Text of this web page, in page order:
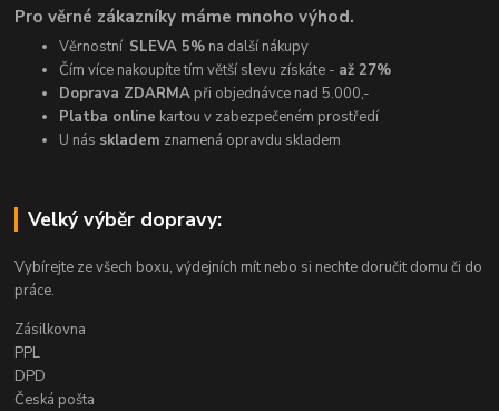
Pro věrné zákazníky máme mnoho výhod.
Věrnostní SLEVA 5% na další nákupy
Čím více nakoupíte tím větší slevu získáte - až 27%
Doprava ZDARMA při objednávce nad 5.000,-
Platba online kartou v zabezpečeném prostředí
U nás skladem znamená opravdu skladem
Velký výběr dopravy:
Vybírejte ze všech boxu, výdejních mít nebo si nechte doručit domu či do
práce.
Zásilkovna
PPL
DPD
Česká pošta